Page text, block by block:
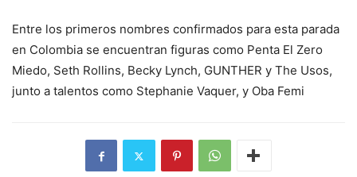
Entre los primeros nombres confirmados para esta parada
en Colombia se encuentran figuras como Penta El Zero
Miedo, Seth Rollins, Becky Lynch, GUNTHER y The Usos,
junto a talentos como Stephanie Vaquer, y Oba Femi